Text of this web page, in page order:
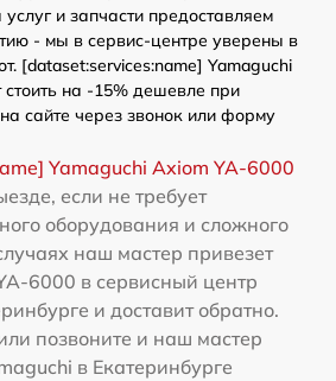
и запчасти предоставляем
- мы в сервис-центре уверены в
[dataset:services:name] Yamaguchi
стоить на -15% дешевле при
сайте через звонок или форму
Yamaguchi Axiom YA-6000
если не требует
оборудования и сложного
наш мастер привезет
6000 в сервисный центр
и доставит обратно.
позвоните и наш мастер
в Екатеринбурге